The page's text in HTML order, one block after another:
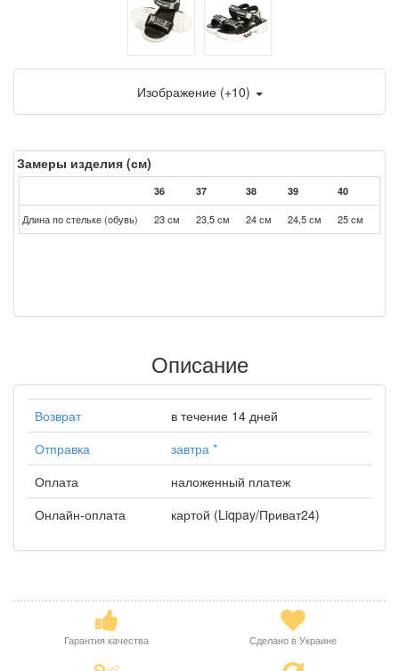
Изображение (+10)
Замеры изделия (см)
36 37 38 39 40
Длина по стельке (обувь) 23 см 23,5 см 24 см 24,5 см 25 см
Описание
Возврат
в течение 14 дней
Отправка
завтра *
Оплата
наложенный платеж
Онлайн-оплата
картой (Liqpay/Приват24)
Гарантия качества Сделано в Украине